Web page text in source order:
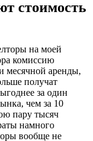
стоимость
на моей
комиссию
месячной аренды,
получат
за один
чем за 10
пару тысяч
намного
вообще не